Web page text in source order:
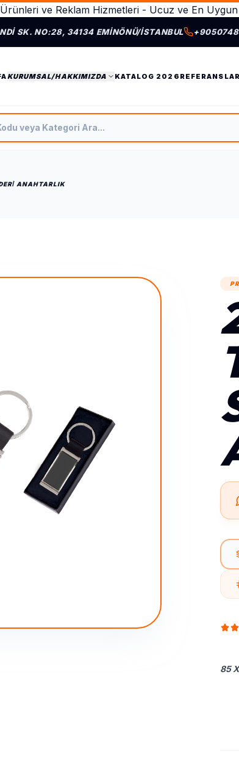
ve Reklam Hizmetleri - Ucuz ve En
SK. NO:28, 34134 EMINÖNÜ/İSTANBUL
KURUMSAL/HAKKIMIZDA KATALOG 2026
veya Kategori Ara
ANAHTARLIK
85